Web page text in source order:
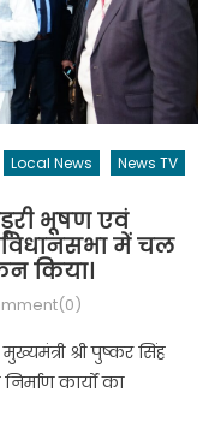
Local News
News TV
भूषण एवं
विधानसभा में चल
किया।
श्री पुष्कर सिंह
कार्यों का